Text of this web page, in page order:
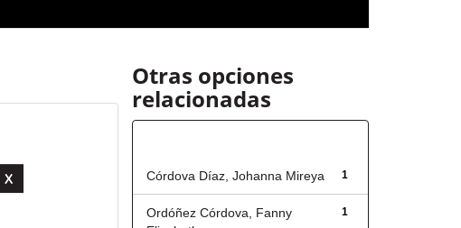
Otras opciones
relacionadas
1
Córdova Díaz, Johanna Mireya
1
Ordóñez Córdova, Fanny